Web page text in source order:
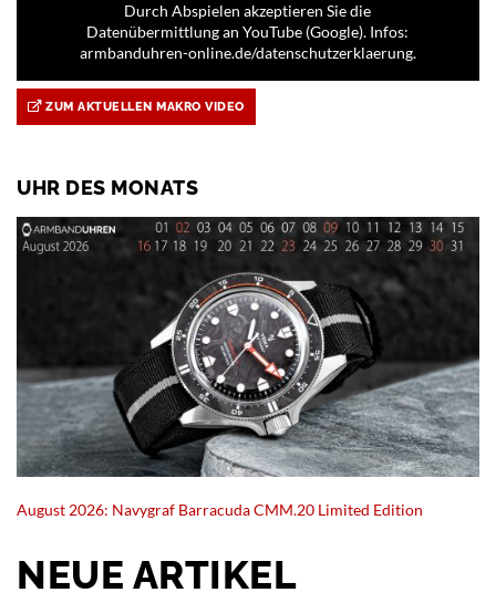
Durch Abspielen akzeptieren Sie die
Datenübermittlung an YouTube (Google). Infos:
armbanduhren-online.de/datenschutzerklaerung.
ZUM AKTUELLEN MAKRO VIDEO
UHR DES MONATS
August 2026: Navygraf Barracuda CMM.20 Limited Edition
NEUE ARTIKEL